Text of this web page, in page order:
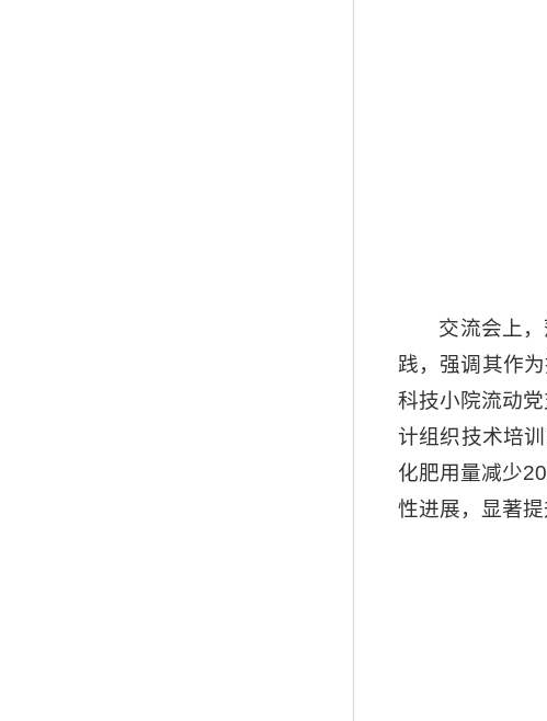
交流会上
践，强调其作
科技小院流动
计组织技术培
化肥用量减少
性进展，显著提